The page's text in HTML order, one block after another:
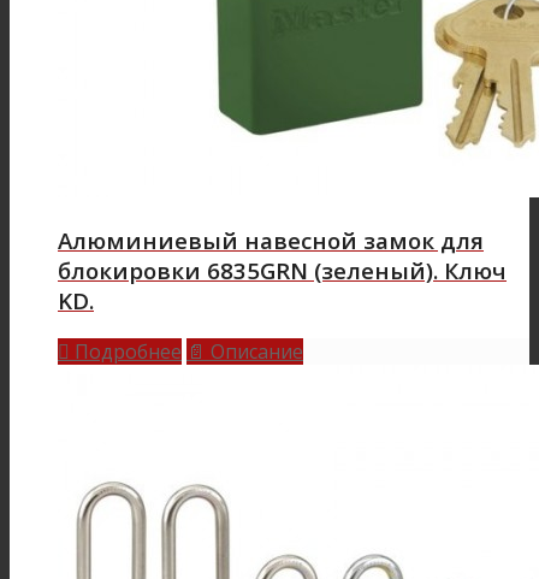
Алюминиевый навесной замок для
блокировки 6835GRN (зеленый). Ключ
KD.
 Подробнее 📄 Описание